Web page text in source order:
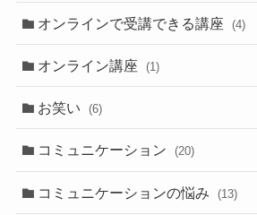
オンラインで受講できる講座 (4)
オンライン講座 (1)
お笑い (6)
コミュニケーション (20)
コミュニケーションの悩み (13)